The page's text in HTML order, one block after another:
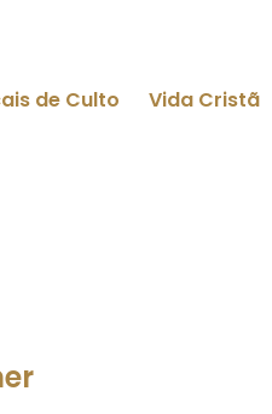
de Culto Vida Cristã